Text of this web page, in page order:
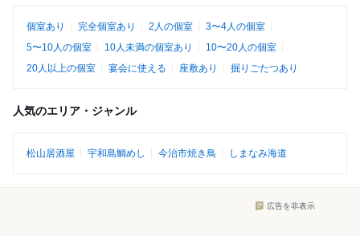
個室あり 完全個室あり 2人の個室
3〜4人の個室
5〜10人の個室
10人未満の個室あり
10〜20人の個室
20人以上の個室
宴会に使える 座敷あり 掘りごたつあり
人気のエリア・ジャンル
松山居酒屋 宇和島鯛めし 今治市焼き鳥 しまなみ海道
広告を非表示